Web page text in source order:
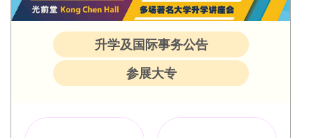
升学及国际事务公告
参展大专